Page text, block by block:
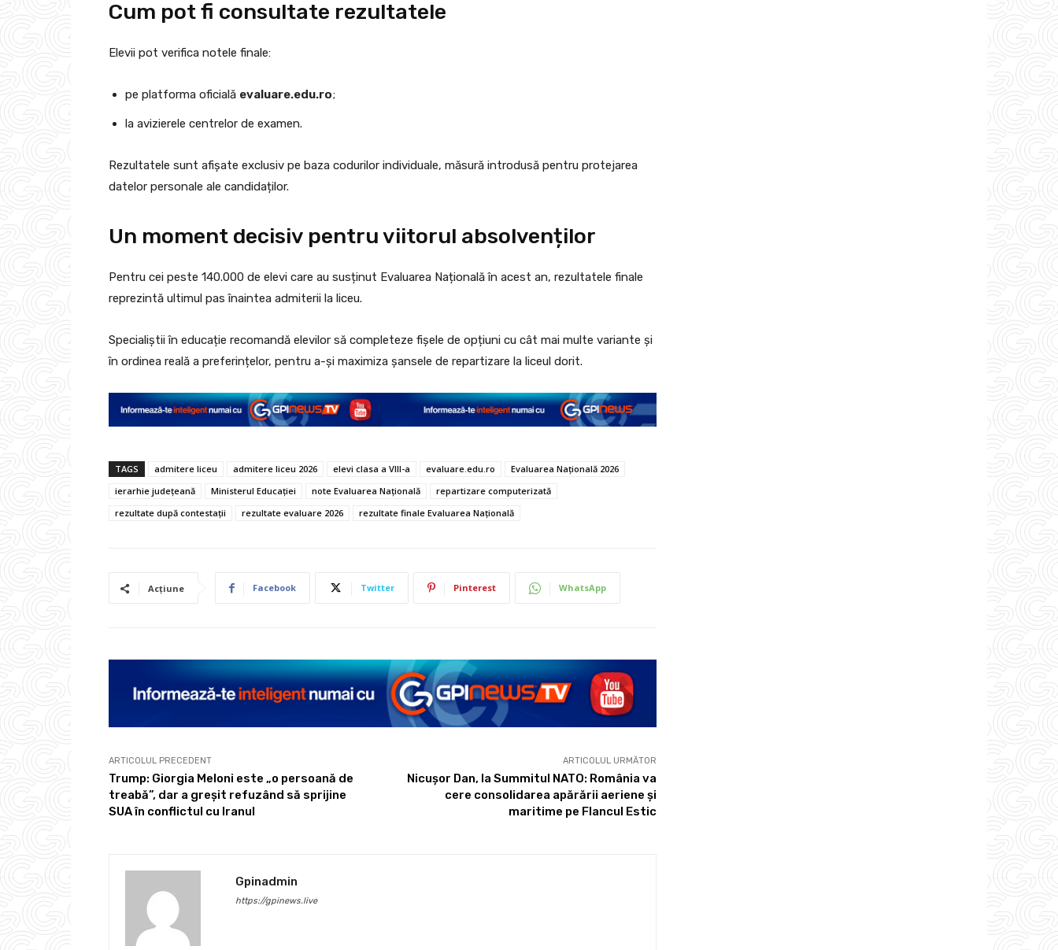
Cum pot fi consultate rezultatele
Elevii pot verifica notele finale:
pe platforma oficială evaluare.edu.ro;
la avizierele centrelor de examen.
Rezultatele sunt afișate exclusiv pe baza codurilor individuale, măsură introdusă pentru protejarea
datelor personale ale candidaților.
Un moment decisiv pentru viitorul absolvenților
Pentru cei peste 140.000 de elevi care au susținut Evaluarea Națională în acest an, rezultatele finale
reprezintă ultimul pas înaintea admiterii la liceu.
Specialiștii în educație recomandă elevilor să completeze fișele de opțiuni cu cât mai multe variante și
în ordinea reală a preferințelor, pentru a-și maximiza șansele de repartizare la liceul dorit.
TAGS admitere liceu admitere liceu 2026 elevi clasa a VIII-a evaluare.edu.ro
Evaluarea Națională 2026
ierarhie județeană
Ministerul Educației note Evaluarea Națională
repartizare computerizată
rezultate după contestații
rezultate evaluare 2026 rezultate finale Evaluarea Națională
Acțiune Facebook Twitter Pinterest WhatsApp
ARTICOLUL PRECEDENT
Trump: Giorgia Meloni este „o persoană de
treabă”, dar a greșit refuzând să sprijine
SUA în conflictul cu Iranul
ARTICOLUL URMĂTOR
Nicușor Dan, la Summitul NATO: România va
cere consolidarea apărării aeriene și
maritime pe Flancul Estic
Gpinadmin
https://gpinews.live